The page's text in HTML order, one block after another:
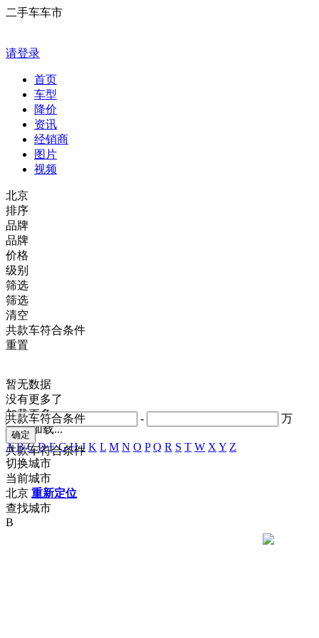
二手车车市
请登录
首页
车型
降价
资讯
经销商
图片
视频
北京
排序
品牌
品牌
价格
- 万
共款车符合条件
级别
共款车符合条件
筛选
筛选
清空
共款车符合条件
重置
暂无数据
没有更多了
加载更多
正在加载...
A B C D F G H J K L M N O P Q R S T W X Y Z
切换城市
当前城市
北京 重新定位
查找城市
B